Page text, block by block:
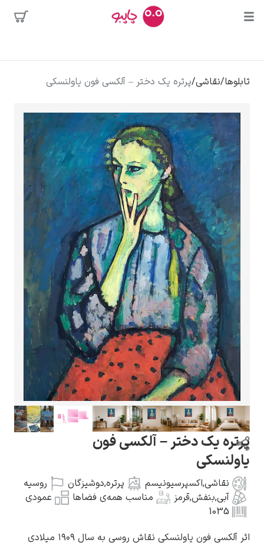
جستجوها
پیکاسو
سالوادور دالی
فریدا کالوا
محبوب‌ترین
هنرمندان
کلود مونه
ونسان ون گوگ
گوستاو کلیمت
ادوارد مونک
تابلوها/نقاشی/پرتره یک دختر – آلکسی فون یاولنسکی
پرتره یک دختر – آلکسی فون
یاولنسکی
نقاشی,اکسپرسیونیسم پرتره,دوشیزگان
روسیه
آبی,بنفش,قرمز مناسب همه‌ی فضاها
عمودی
1035
اثر آلکسی فون یاولنسکی نقاش روسی به سال ۱۹۰۹ میلادی